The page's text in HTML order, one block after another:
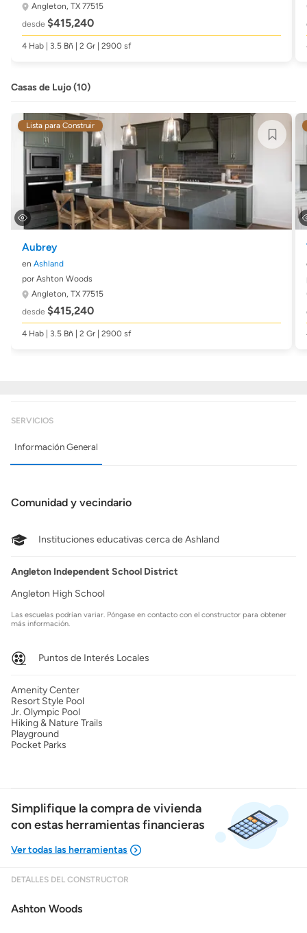
Angleton, TX 77515
desde $415,240
4 Hab | 3.5 Bñ | 2 Gr | 2900 sf
Casas de Lujo (10)
Lista para Construir
Aubrey
en Ashland
por Ashton Woods
Angleton, TX 77515
desde $415,240
4 Hab | 3.5 Bñ | 2 Gr | 2900 sf
SERVICIOS
Información General
Comunidad y vecindario
Instituciones educativas cerca de Ashland
Angleton Independent School District
Angleton High School
Las escuelas podrían variar. Póngase en contacto con el constructor para obtener
más información.
Puntos de Interés Locales
Amenity Center
Resort Style Pool
Jr. Olympic Pool
Hiking & Nature Trails
Playground
Pocket Parks
Simplifique la compra de vivienda
con estas herramientas financieras
DETALLES DEL CONSTRUCTOR
Ashton Woods